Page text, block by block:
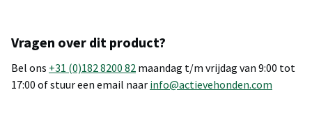
Vragen over dit product?
Bel ons +31 (0)182 8200 82 maandag t/m vrijdag van 9:00 tot
17:00 of stuur een email naar info@actievehonden.com